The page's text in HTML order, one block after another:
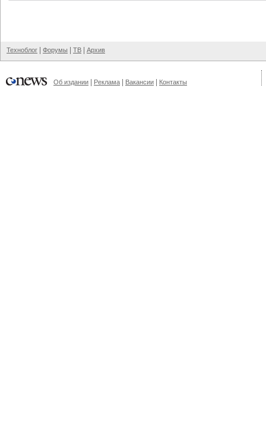
Техноблог Форумы ТВ Архив
Об издании Реклама Вакансии Контакты